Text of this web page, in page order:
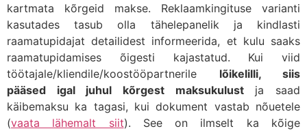
kartmata kõrgeid makse. Reklaamkingituse varianti
kasutades tasub olla tähelepanelik ja kindlasti
raamatupidajat detailidest informeerida, et kulu saaks
raamatupidamises õigesti kajastatud. Kui viid
töötajale/kliendile/koostööpartnerile lõikelilli, siis
pääsed igal juhul kõrgest maksukulustja saad
käibemaksu ka tagasi, kui dokument vastab nõuetele
(vaata lähemalt siit). See on ilmselt ka kõige